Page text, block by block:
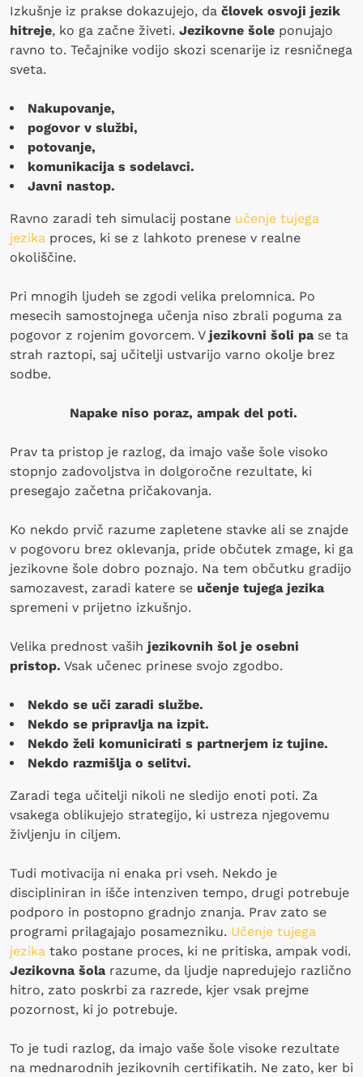
Izkušnje iz prakse dokazujejo, da človek osvoji jezik
hitreje, ko ga začne živeti. Jezikovne šole ponujajo
ravno to. Tečajnike vodijo skozi scenarije iz resničnega
sveta.
Nakupovanje,
pogovor v službi,
potovanje,
komunikacija s sodelavci.
Javni nastop.
Ravno zaradi teh simulacij postane učenje tujega
jezika proces, ki se z lahkoto prenese v realne
okoliščine.
Pri mnogih ljudeh se zgodi velika prelomnica. Po
mesecih samostojnega učenja niso zbrali poguma za
pogovor z rojenim govorcem. V jezikovni šoli pa se ta
strah raztopi, saj učitelji ustvarijo varno okolje brez
sodbe.
Napake niso poraz, ampak del poti.
Prav ta pristop je razlog, da imajo vaše šole visoko
stopnjo zadovoljstva in dolgoročne rezultate, ki
presegajo začetna pričakovanja.
Ko nekdo prvič razume zapletene stavke ali se znajde
v pogovoru brez oklevanja, pride občutek zmage, ki ga
jezikovne šole dobro poznajo. Na tem občutku gradijo
samozavest, zaradi katere se učenje tujega jezika
spremeni v prijetno izkušnjo.
Velika prednost vaših jezikovnih šol je osebni
pristop. Vsak učenec prinese svojo zgodbo.
Nekdo se uči zaradi službe.
Nekdo se pripravlja na izpit.
Nekdo želi komunicirati s partnerjem iz tujine.
Nekdo razmišlja o selitvi.
Zaradi tega učitelji nikoli ne sledijo enoti poti. Za
vsakega oblikujejo strategijo, ki ustreza njegovemu
življenju in ciljem.
Tudi motivacija ni enaka pri vseh. Nekdo je
discipliniran in išče intenziven tempo, drugi potrebuje
podporo in postopno gradnjo znanja. Prav zato se
programi prilagajajo posamezniku. Učenje tujega
jezika tako postane proces, ki ne pritiska, ampak vodi.
Jezikovna šola razume, da ljudje napredujejo različno
hitro, zato poskrbi za razrede, kjer vsak prejme
pozornost, ki jo potrebuje.
To je tudi razlog, da imajo vaše šole visoke rezultate
na mednarodnih jezikovnih certifikatih. Ne zato, ker bi